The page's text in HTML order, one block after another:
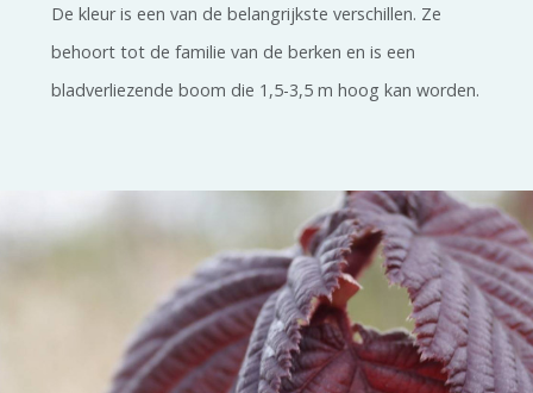
De kleur is een van de belangrijkste verschillen. Ze
behoort tot de familie van de berken en is een
bladverliezende boom die 1,5-3,5 m hoog kan worden.